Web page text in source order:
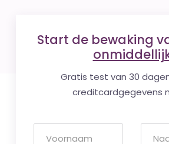
Start de bewaking
Gratis test van 30
creditcardgegevens